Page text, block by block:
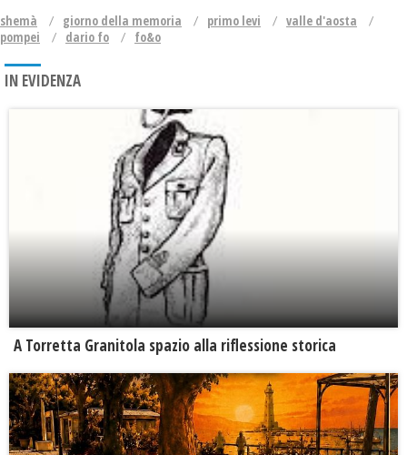
shemà giorno della memoria primo levi
valle d'aosta
pompei
dario fo fo&o
IN EVIDENZA
​A Torretta Granitola spazio alla riflessione storica